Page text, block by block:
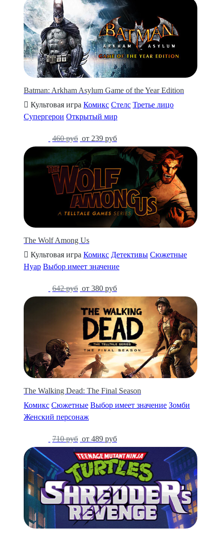
Batman: Arkham Asylum Game of the Year Edition
Культовая игра Комикс Стелс Третье лицо
Супергерои Открытый мир
460 руб от 239 руб
The Wolf Among Us
Культовая игра Комикс Детективы Сюжетные
Нуар Выбор имеет значение
642 руб от 380 руб
The Walking Dead: The Final Season
Комикс Сюжетные Выбор имеет значение Зомби
Женский персонаж
710 руб от 489 руб